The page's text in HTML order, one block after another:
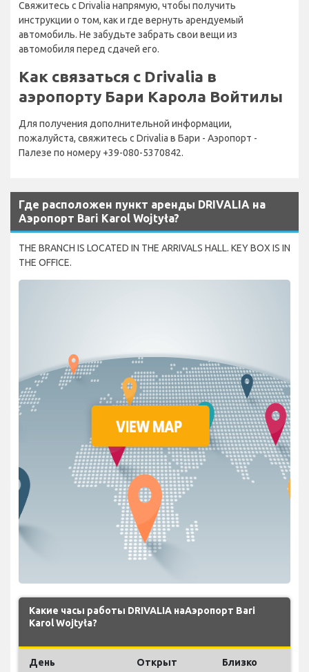
Свяжитесь с Drivalia напрямую, чтобы получить
инструкции о том, как и где вернуть арендуемый
автомобиль. Не забудьте забрать свои вещи из
автомобиля перед сдачей его.
Как связаться с Drivalia в
аэропорту Бари Карола Войтилы
Для получения дополнительной информации,
пожалуйста, свяжитесь с Drivalia в Бари - Аэропорт -
Палезе по номеру +39-080-5370842.
Где расположен пункт аренды DRIVALIA на
Аэропорт Bari Karol Wojtyła?
THE BRANCH IS LOCATED IN THE ARRIVALS HALL. KEY BOX IS IN
THE OFFICE.
Какие часы работы DRIVALIA наАэропорт Bari
Karol Wojtyła?
День Открыт Близко